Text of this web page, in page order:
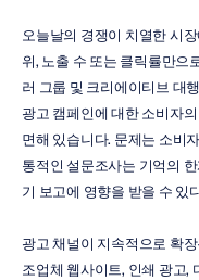
오늘날의 경쟁이 치열한 시
위, 노출 수 또는 클릭률만으
러 그룹 및 크리에이티브 대
광고 캠페인에 대한 소비자
면해 있습니다. 문제는 소비
통적인 설문조사는 기억의
기 보고에 영향을 받을 수 있
광고 채널이 지속적으로 확
조업체 웹사이트, 인쇄 광고,